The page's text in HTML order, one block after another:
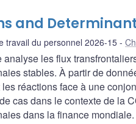
and
travail du personnel 2026-15
analyse les flux
stables. À partir de
réactions face à une
cas dans le contexte de la
dans la finance mondiale.